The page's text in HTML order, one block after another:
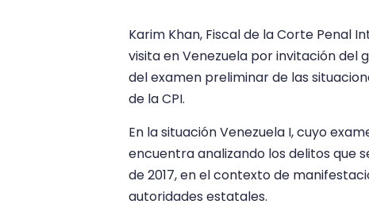
Karim Khan, Fiscal de la Corte Penal
visita en Venezuela por invitación del
del examen preliminar de las
de la CPI.
En la situación Venezuela I, cuyo
encuentra analizando los delitos que
de 2017, en el contexto de
autoridades estatales.